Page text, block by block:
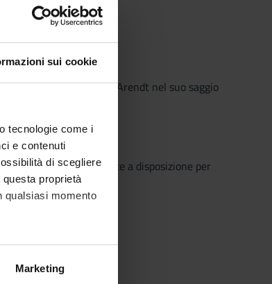
sui cookie
tecnologie come i
e contenuti
di scegliere
proprietà
qualsiasi momento
Marketing
sviluppata da Hannah Arendt nel suo saggio
Bibliotecario mette a disposizione per
e innovativo.